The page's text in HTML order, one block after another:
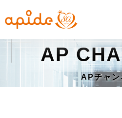
AP
APチャン